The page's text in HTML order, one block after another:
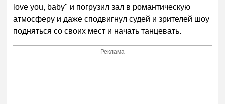
love you, baby" и погрузил зал в романтическую
атмосферу и даже сподвигнул судей и зрителей шоу
подняться со своих мест и начать танцевать.
Реклама